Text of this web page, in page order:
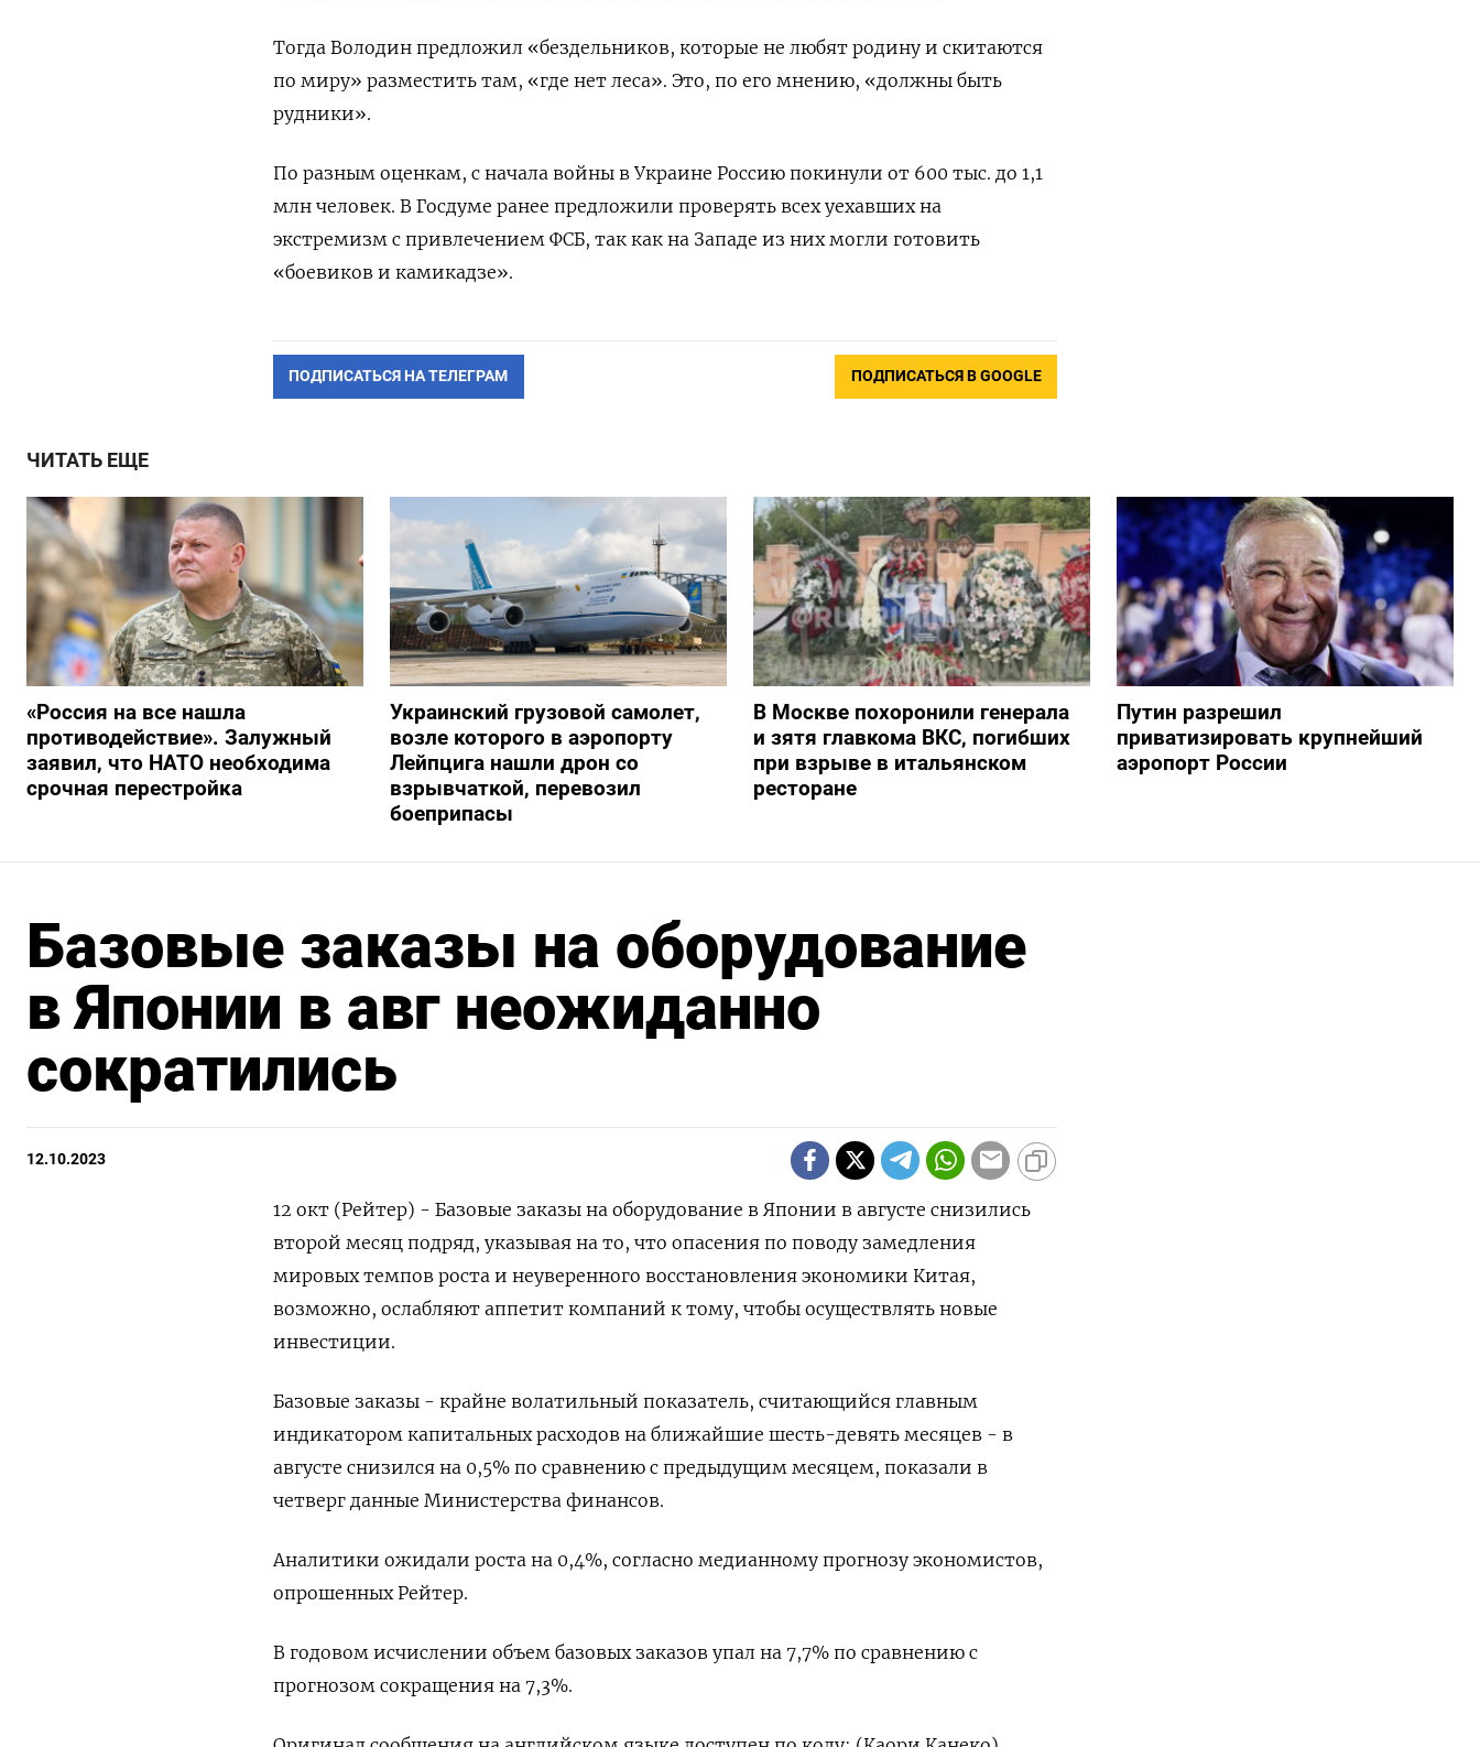
Тогда Володин предложил «бездельников, которые не любят родину и скитаются
по миру» разместить там, «где нет леса». Это, по его мнению, «должны быть
рудники».
По разным оценкам, с начала войны в Украине Россию покинули от 600 тыс. до 1,1
млн человек. В Госдуме ранее предложили проверять всех уехавших на
экстремизм с привлечением ФСБ, так как на Западе из них могли готовить
«боевиков и камикадзе».
ПОДПИСАТЬСЯ НА ТЕЛЕГРАМ ПОДПИСАТЬСЯ В GOOGLE
ЧИТАТЬ ЕЩЕ
«Россия на все нашла
противодействие». Залужный
заявил, что НАТО необходима
срочная перестройка
Украинский грузовой самолет,
возле которого в аэропорту
Лейпцига нашли дрон со
взрывчаткой, перевозил
боеприпасы
В Москве похоронили генерала
и зятя главкома ВКС, погибших
при взрыве в итальянском
ресторане
Путин разрешил
приватизировать крупнейший
аэропорт России
Базовые заказы на оборудование
в Японии в авг неожиданно
сократились
12.10.2023
12 окт (Рейтер) - Базовые заказы на оборудование в Японии в августе снизились
второй месяц подряд, указывая на то, что опасения по поводу замедления
мировых темпов роста и неуверенного восстановления экономики Китая,
возможно, ослабляют аппетит компаний к тому, чтобы осуществлять новые
инвестиции.
Базовые заказы - крайне волатильный показатель, считающийся главным
индикатором капитальных расходов на ближайшие шесть-девять месяцев - в
августе снизился на 0,5% по сравнению с предыдущим месяцем, показали в
четверг данные Министерства финансов.
Аналитики ожидали роста на 0,4%, согласно медианному прогнозу экономистов,
опрошенных Рейтер.
В годовом исчислении объем базовых заказов упал на 7,7% по сравнению с
прогнозом сокращения на 7,3%.